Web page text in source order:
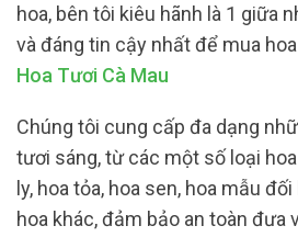
hoa, bên tôi kiêu hãnh là 1 giữa
và đáng tin cậy nhất để mua
Hoa Tươi Cà Mau
Chúng tôi cung cấp đa dạng
tươi sáng, từ các một số loại
ly, hoa tỏa, hoa sen, hoa mẫu
hoa khác, đảm bảo an toàn đưa